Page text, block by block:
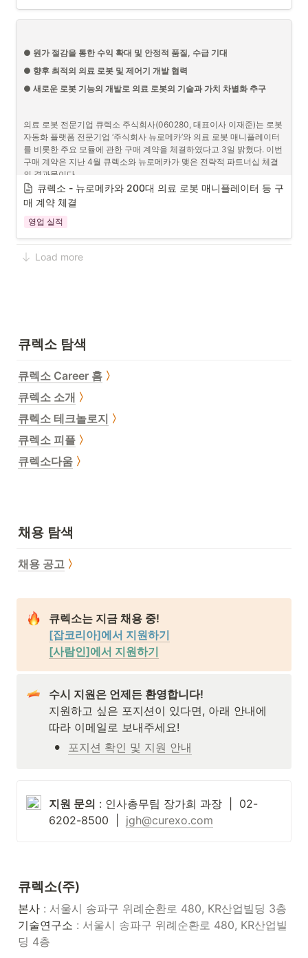
반기 기준 해외 공급은 총 52대 중 34대로 65%를 차지하였으며 상반기
만에 지난 해 해외 공급 대수인 33대를 초과 달성하였다.
봇시장에서 큐렉소의 역량도 확대되고 있다.
● 원가 절감을 통한 수익 확대 및 안정적 품질, 수급 기대
● 향후 최적의 의료 로봇 및 제어기 개발 협력
● 새로운 로봇 기능의 개발로 의료 로봇의 기술과 가치 차별화 추구
의료 로봇 전문기업 큐렉소 주식회사(060280, 대표이사 이재준)는 로봇
자동화 플랫폼 전문기업 ‘주식회사 뉴로메카’와 의료 로봇 매니플레이터
를 비롯한 주요 모듈에 관한 구매 계약을 체결하였다고 3일 밝혔다. 이번
구매 계약은 지난 4월 큐렉소와 뉴로메카가 맺은 전략적 파트너십 체결
의 결과물이다.
큐렉소 - 뉴로메카와 200대 의료 로봇 매니플레이터 등 구
매 계약 체결
영업 실적
Load more
큐렉소 탐색
큐렉소 Career 홈 〉
큐렉소 소개 〉
큐렉소 테크놀로지 〉
큐렉소 피플 〉
큐렉소다움 〉
채용 탐색
채용 공고 〉
[잡코리아]에서 지원하기
[사람인]에서 지원하기
수시 지원은 언제든 환영합니다!
지원하고 싶은 포지션이 있다면, 아래 안내에
따라 이메일로 보내주세요!
• 포지션 확인 및 지원 안내
지원 문의 : 인사총무팀 장가희 과장  |  02-
6202-8500  | jgh@curexo.com
큐렉소(주)
본사
기술연구소 : 서울시 송파구 위례순환로 480, KR산업빌
딩 4층